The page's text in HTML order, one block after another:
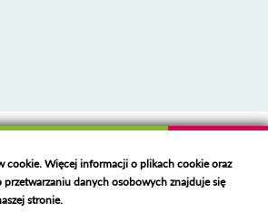
polspam.pl/
cookie. Więcej informacji o plikach cookie oraz
danych osobowych znajduje się
stronie.